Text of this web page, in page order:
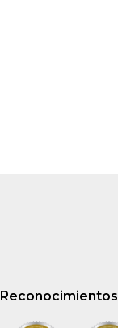
Reconocimientos